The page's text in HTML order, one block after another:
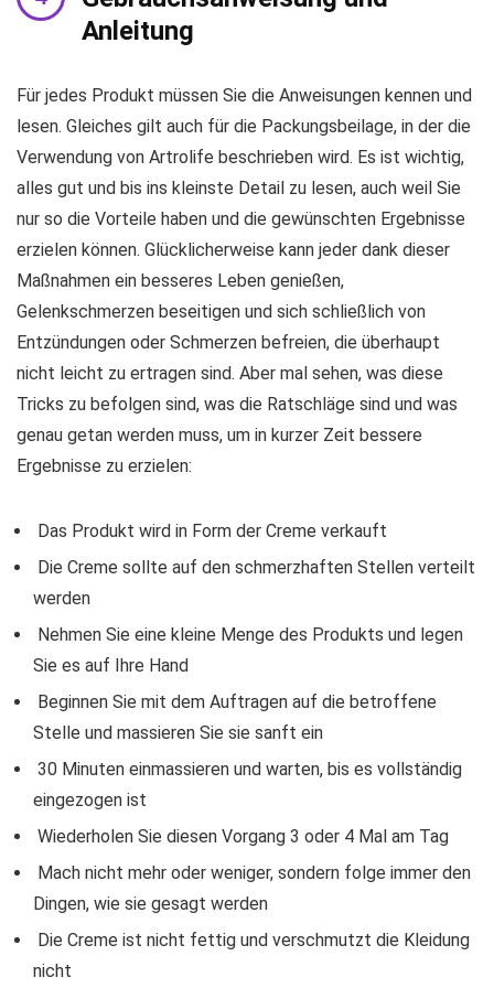
Anleitung
Für jedes Produkt müssen Sie die Anweisungen kennen und
lesen. Gleiches gilt auch für die Packungsbeilage, in der die
Verwendung von Artrolife beschrieben wird. Es ist wichtig,
alles gut und bis ins kleinste Detail zu lesen, auch weil Sie
nur so die Vorteile haben und die gewünschten Ergebnisse
erzielen können. Glücklicherweise kann jeder dank dieser
Maßnahmen ein besseres Leben genießen,
Gelenkschmerzen beseitigen und sich schließlich von
Entzündungen oder Schmerzen befreien, die überhaupt
nicht leicht zu ertragen sind. Aber mal sehen, was diese
Tricks zu befolgen sind, was die Ratschläge sind und was
genau getan werden muss, um in kurzer Zeit bessere
Ergebnisse zu erzielen:
Das Produkt wird in Form der Creme verkauft
Die Creme sollte auf den schmerzhaften Stellen verteilt
werden
Nehmen Sie eine kleine Menge des Produkts und legen
Sie es auf Ihre Hand
Beginnen Sie mit dem Auftragen auf die betroffene
Stelle und massieren Sie sie sanft ein
30 Minuten einmassieren und warten, bis es vollständig
eingezogen ist
Wiederholen Sie diesen Vorgang 3 oder 4 Mal am Tag
Mach nicht mehr oder weniger, sondern folge immer den
Dingen, wie sie gesagt werden
Die Creme ist nicht fettig und verschmutzt die Kleidung
nicht